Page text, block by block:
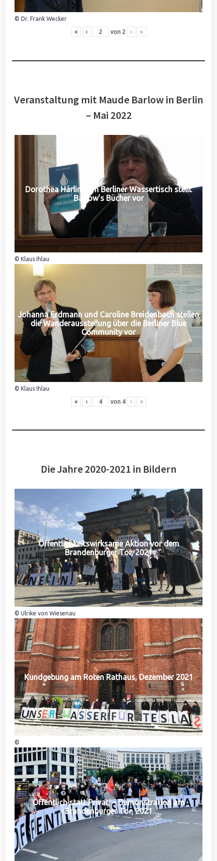
© Dr. Frank Wecker
« ‹ von 2 › »
Veranstaltung mit Maude Barlow in Berlin
– Mai 2022
Dorothea Härlin vom Berliner Wassertisch stellt
Barlow's Bücher vor
© Klaus Ihlau
Johanna Erdmann und Caroline Breidenbach stellen
die Wanderausstellung über die Berliner Blue
Community vor
© Klaus Ihlau
« ‹ von 4 › »
Die Jahre 2020-2021 in Bildern
Öffentlichkeitswirksame Aktion vor dem
Brandenburger Tor, 2021
© Ulrike von Wiesenau
Kundgebung am Roten Rathaus, Dezember 2021
©
Öffentlich statt Privat! – Demonstration am
Brandenburger Tor, 2021